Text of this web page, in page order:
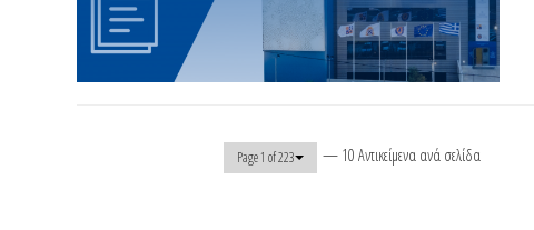
Page 1 of 223 — 10 Αντικείμενα ανά σελίδα